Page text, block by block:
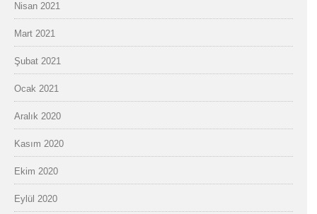
Nisan 2021
Mart 2021
Şubat 2021
Ocak 2021
Aralık 2020
Kasım 2020
Ekim 2020
Eylül 2020